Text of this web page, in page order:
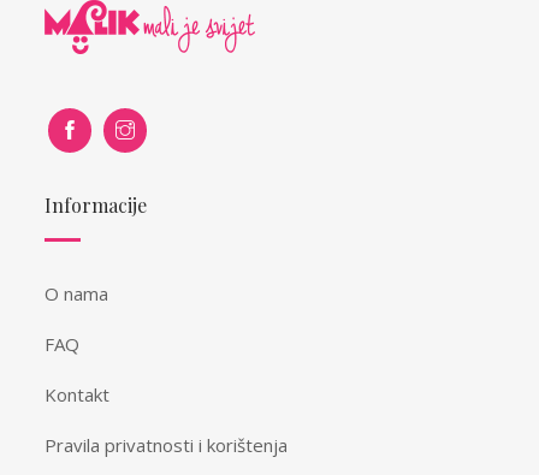
Informacije
O nama
FAQ
Kontakt
Pravila privatnosti i korištenja